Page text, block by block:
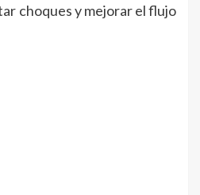
choques y mejorar el flujo